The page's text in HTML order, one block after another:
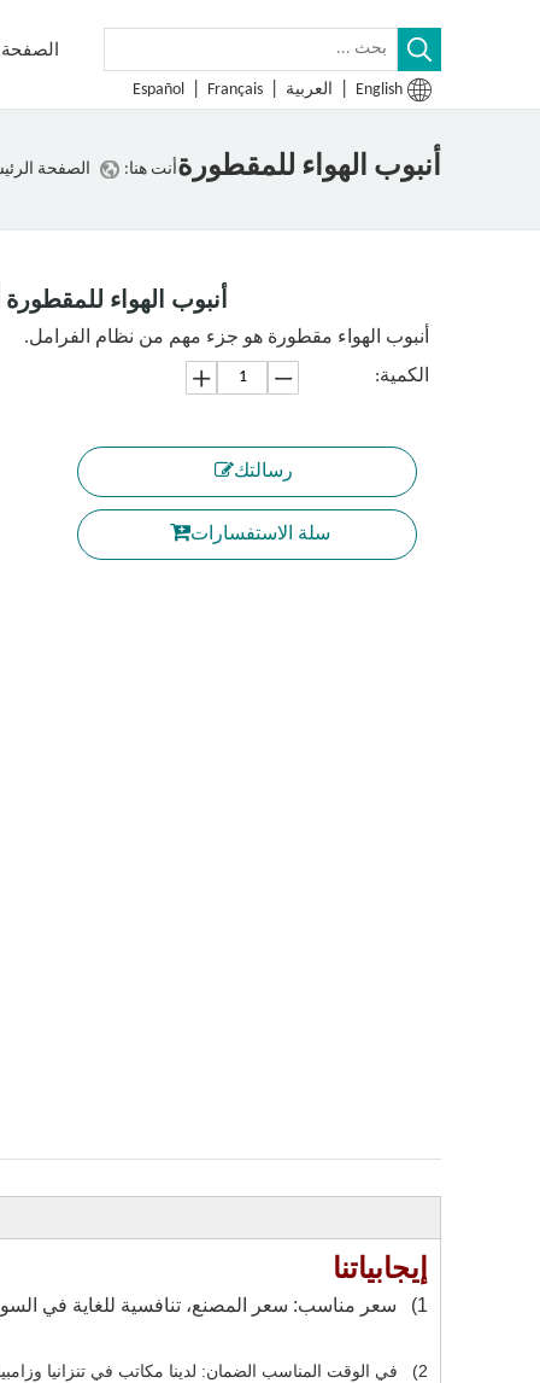
الصفحة
English العربية Français
Español
أنبوب الهواء للمقطورة أنت هنا: الصفحة
أنبوب الهواء للمقطورة
أنبوب الهواء مقطورة هو جزء مهم من نظام الفرامل.
الكمية:
رسالتك
سلة الاستفسارات
إيجابياتنا
1) سعر مناسب: سعر المصنع، تنافسية للغاية في السوق.
2) في الوقت المناسب الضمان: لدينا مكاتب في تنزانيا